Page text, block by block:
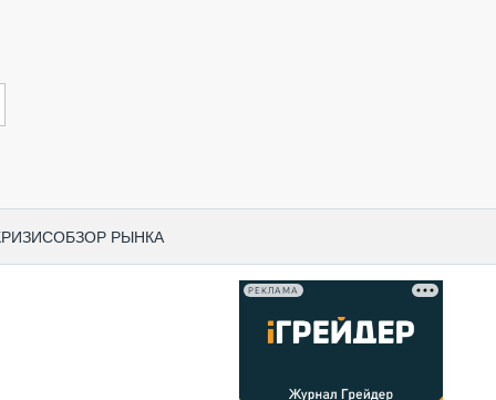
ОБЗОР РЫНКА
РЕКЛАМА